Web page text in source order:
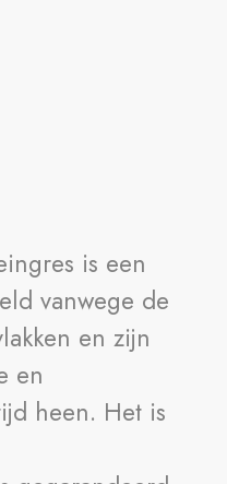
is een
vanwege de
en zijn
en
heen. Het is